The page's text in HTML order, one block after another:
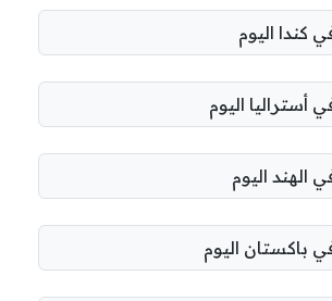
كندا اليوم
اليوم
اليوم
باكستان اليوم